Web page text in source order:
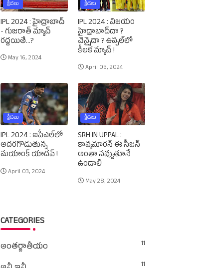
క్రీడలు
IPL 2024 : హైద్రాబాద్‌
- గుజరాత్‌ మ్యాచ్‌
రద్దయితే...?
May 16, 2024
క్రీడలు
IPL 2024 : విజయం
హైద్రాబాద్‌దా ?
చెన్నైదా ? ఉప్పల్‌లో
కీలక మ్యాచ్‌ !
April 05, 2024
క్రీడలు
IPL 2024 : ఐపీఎల్‌లో
అదరగొడుతున్న
మయాంక్‌ యాదవ్‌ !
April 03, 2024
క్రీడలు
SRH IN UPPAL :
కావ్యమారన్‌ ఈ సీజన్‌
అంతా నవ్వుతూనే
ఉండాలి
May 28, 2024
CATEGORIES
అంతర్జాతీయం 11
11